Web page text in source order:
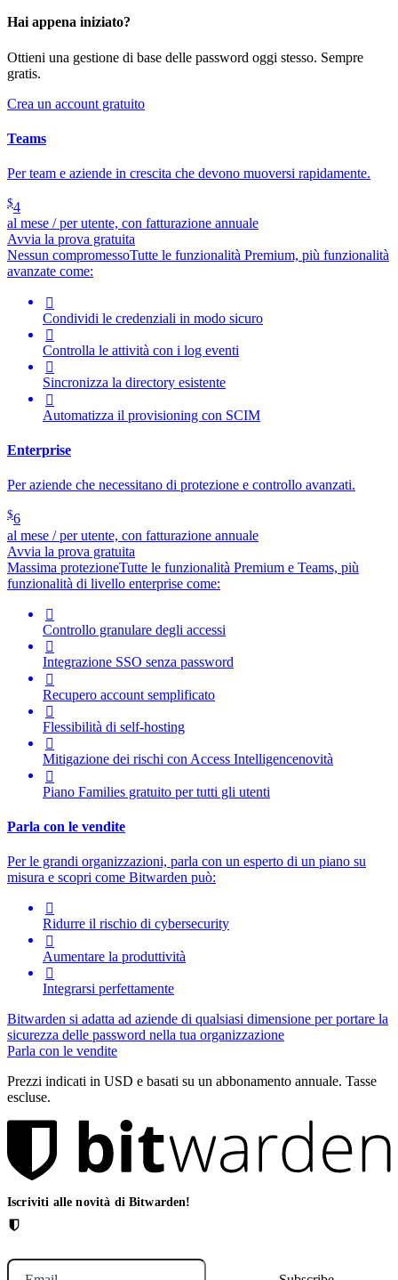
Hai appena iniziato?
Ottieni una gestione di base delle password oggi stesso. Sempre
gratis.
Crea un account gratuito
Teams
Per team e aziende in crescita che devono muoversi rapidamente.
$4
al mese / per utente, con fatturazione annuale
Avvia la prova gratuita
Nessun compromessoTutte le funzionalità Premium, più funzionalità
avanzate come:

Condividi le credenziali in modo sicuro

Controlla le attività con i log eventi

Sincronizza la directory esistente

Automatizza il provisioning con SCIM
Enterprise
Per aziende che necessitano di protezione e controllo avanzati.
$6
al mese / per utente, con fatturazione annuale
Avvia la prova gratuita
Massima protezioneTutte le funzionalità Premium e Teams, più
funzionalità di livello enterprise come:

Controllo granulare degli accessi

Integrazione SSO senza password

Recupero account semplificato

Flessibilità di self-hosting

Mitigazione dei rischi con Access Intelligencenovità

Piano Families gratuito per tutti gli utenti
Parla con le vendite
Per le grandi organizzazioni, parla con un esperto di un piano su
misura e scopri come Bitwarden può:

Ridurre il rischio di cybersecurity

Aumentare la produttività

Integrarsi perfettamente
Bitwarden si adatta ad aziende di qualsiasi dimensione per portare la
sicurezza delle password nella tua organizzazione
Parla con le vendite
Prezzi indicati in USD e basati su un abbonamento annuale. Tasse
escluse.
Iscriviti alle novità di Bitwarden!